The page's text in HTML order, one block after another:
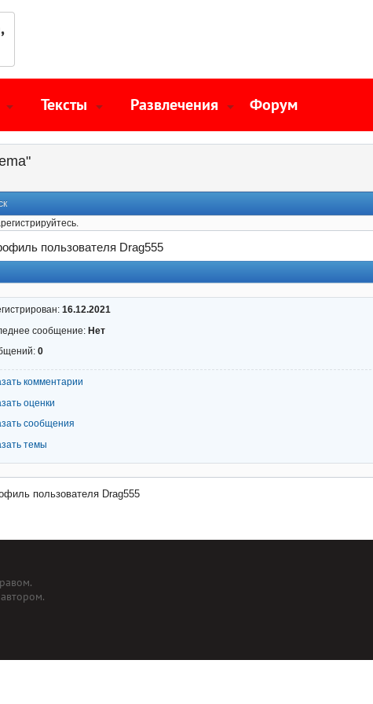
Тексты Развлечения Форум
пользователя Drag555
16.12.2021
сообщение: Нет
0
комментарии
оценки
сообщения
темы
пользователя Drag555